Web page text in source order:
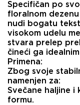
Specifičan po
floralnom
nudi bogatu
visokom udelu
stvara prelep
čineći ga
​Primena:
Zbog svoje
namenjen za:
​Svečane haljine i
formu.